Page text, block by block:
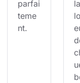
parfai
teme
nt.
la